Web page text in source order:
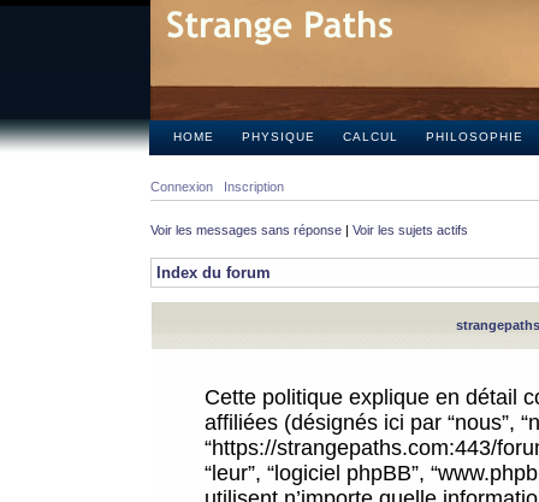
HOME PHYSIQUE CALCUL PHILOSOPHIE
Connexion Inscription
Voir les messages sans réponse | Voir les sujets actifs
Index du forum
Cette politique explique en détail
affiliées (désignés ici par “nous”,
“https://strangepaths.com:443/
“leur”, “logiciel phpBB”,